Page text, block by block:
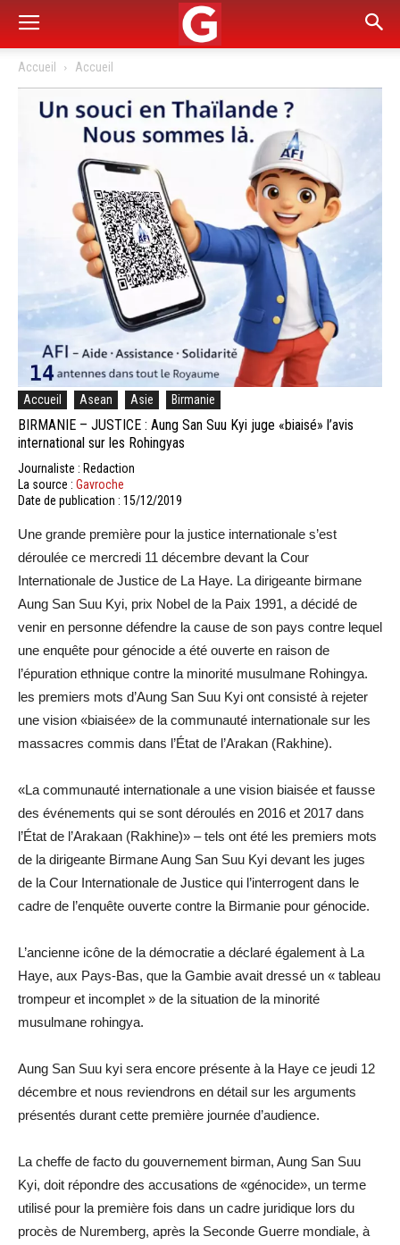
Accueil Accueil
Accueil Asean Asie Birmanie
BIRMANIE – JUSTICE : Aung San Suu Kyi juge «biaisé» l’avis
international sur les Rohingyas
Journaliste : Redaction
La source : Gavroche
Date de publication : 15/12/2019
Une grande première pour la justice internationale s’est
déroulée ce mercredi 11 décembre devant la Cour
Internationale de Justice de La Haye. La dirigeante birmane
Aung San Suu Kyi, prix Nobel de la Paix 1991, a décidé de
venir en personne défendre la cause de son pays contre lequel
une enquête pour génocide a été ouverte en raison de
l’épuration ethnique contre la minorité musulmane Rohingya.
les premiers mots d’Aung San Suu Kyi ont consisté à rejeter
une vision «biaisée» de la communauté internationale sur les
massacres commis dans l’État de l’Arakan (Rakhine).
«La communauté internationale a une vision biaisée et fausse
des événements qui se sont déroulés en 2016 et 2017 dans
l’État de l’Arakaan (Rakhine)» – tels ont été les premiers mots
de la dirigeante Birmane Aung San Suu Kyi devant les juges
de la Cour Internationale de Justice qui l’interrogent dans le
cadre de l’enquête ouverte contre la Birmanie pour génocide.
L’ancienne icône de la démocratie a déclaré également à La
Haye, aux Pays-Bas, que la Gambie avait dressé un « tableau
trompeur et incomplet » de la situation de la minorité
musulmane rohingya.
Aung San Suu kyi sera encore présente à la Haye ce jeudi 12
décembre et nous reviendrons en détail sur les arguments
présentés durant cette première journée d’audience.
La cheffe de facto du gouvernement birman, Aung San Suu
Kyi, doit répondre des accusations de «génocide», un terme
utilisé pour la première fois dans un cadre juridique lors du
procès de Nuremberg, après la Seconde Guerre mondiale, à